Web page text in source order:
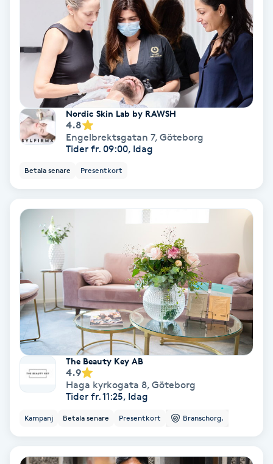
Kinesisk medicin
Kiropraktik
Klangmassage
Klippning
Klippning & Slingor
Koppningsmassage
Kosmetisk tatuering
Kostrådgivning
Kroppsinpackning
Kroppspeeling
Käkledsbehandling
Kärlbehandling
Nordic Skin Lab by RAWSH
4.8
Engelbrektsgatan 7, Göteborg
Tider fr. 09:00, Idag
Betala senare Presentkort
The Beauty Key AB
4.9
Haga kyrkogata 8, Göteborg
Tider fr. 11:25, Idag
Kampanj Betala senare Presentkort Branschorg.